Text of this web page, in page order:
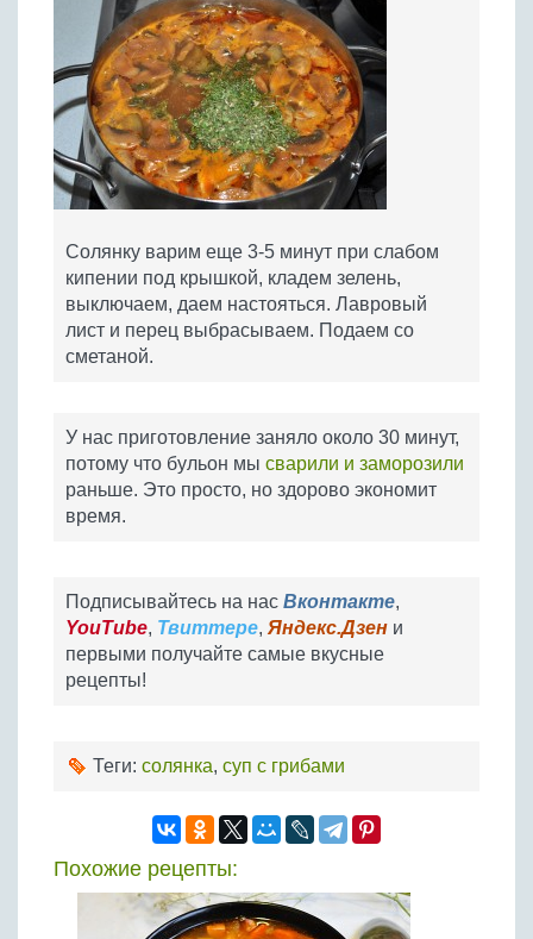
Солянку варим еще 3-5 минут при слабом
кипении под крышкой, кладем зелень,
выключаем, даем настояться. Лавровый
лист и перец выбрасываем. Подаем со
сметаной.
У нас приготовление заняло около 30 минут,
потому что бульон мы сварили и заморозили
раньше. Это просто, но здорово экономит
время.
Подписывайтесь на нас Вконтакте,
YouTube, Твиттере, Яндекс.Дзен и
первыми получайте самые вкусные
рецепты!
Теги: солянка, суп с грибами
Похожие рецепты: